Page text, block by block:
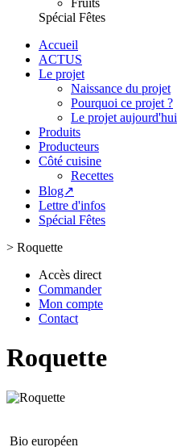
Fruits
Spécial Fêtes
Accueil
ACTUS
Le projet
Naissance du projet
Pourquoi ce projet ?
Le projet aujourd'hui
Produits
Producteurs
Côté cuisine
Recettes
Blog↗
Lettre d'infos
Spécial Fêtes
> Roquette
Accès direct
Commander
Mon compte
Contact
Roquette
Bio européen